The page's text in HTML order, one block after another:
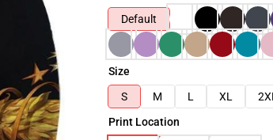
Default
Size
S
M L XL 2XL
Print Location